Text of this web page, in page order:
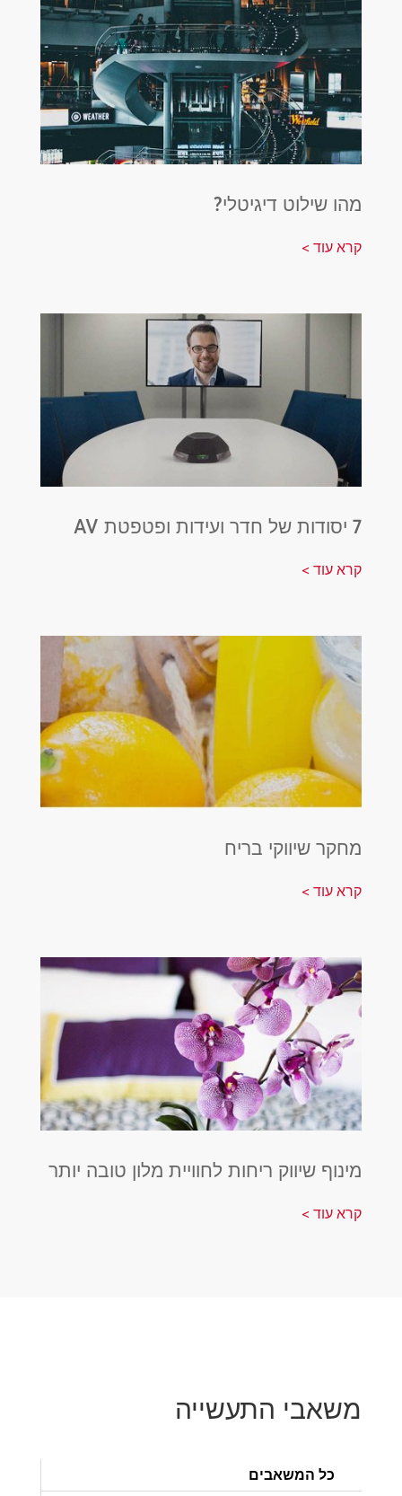
מהו שילוט דיגיטלי?
קרא עוד >
7 יסודות של חדר ועידות ופטפטת AV
קרא עוד >
מחקר שיווקי בריח
קרא עוד >
מינוף שיווק ריחות לחוויית מלון טובה יותר
קרא עוד >
משאבי התעשייה
כל המשאבים